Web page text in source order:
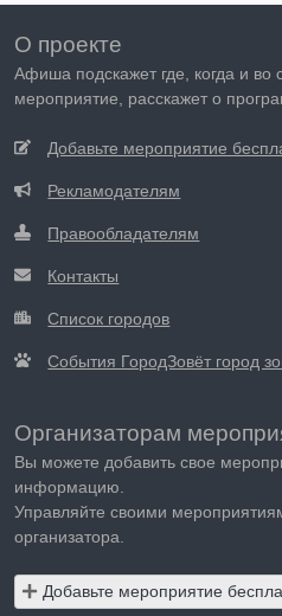
О проекте
Афиша подскажет где, когда и во
мероприятие, расскажет о
Добавьте мероприятие
Рекламодателям
Правообладателям
Контакты
Список городов
События ГородЗовёт город
Организаторам
Вы можете добавить свое
информацию.
Управляйте своими
организатора.
Добавьте мероприятие